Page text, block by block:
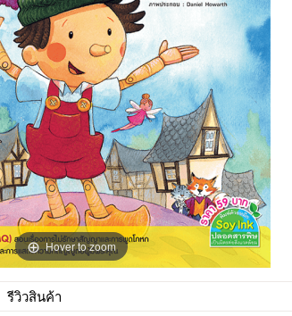
Hover to zoom
รีวิวสินค้า